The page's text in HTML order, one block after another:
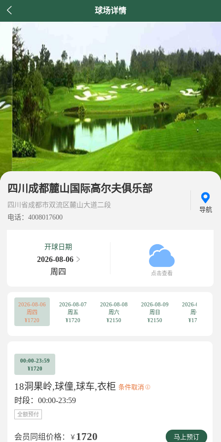
 球场详情
四川成都麓山国际高尔夫俱乐部
四川省成都市双流区麓山大道二段
电话：4008017600
导航
开球日期
2026-08-06
周四
点击查看
2026-08-06
周四
¥1720
2026-08-07
周五
¥1720
2026-08-08
周六
¥2150
2026-08-09
周日
¥2150
2026-08-10
周一
¥1720
00:00-23:59
¥1720
18洞果岭,球僮,球车,衣柜 条件取消
时段：00:00-23:59
全额预付
会员同组价格： ￥ 1720 马上预订